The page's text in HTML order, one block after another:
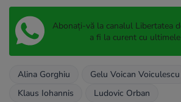
Abonați-vă la canalul Libertatea
a fi la curent cu
Alina Gorghiu Gelu Voican Voiculescu
Klaus Iohannis
Ludovic Orban